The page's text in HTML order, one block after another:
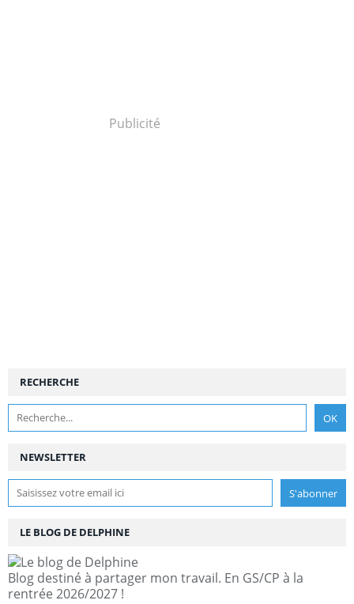
Publicité
NEWSLETTER
RECHERCHE
LE BLOG DE DELPHINE
Blog destiné à partager mon travail. En GS/CP à la
rentrée 2026/2027 !